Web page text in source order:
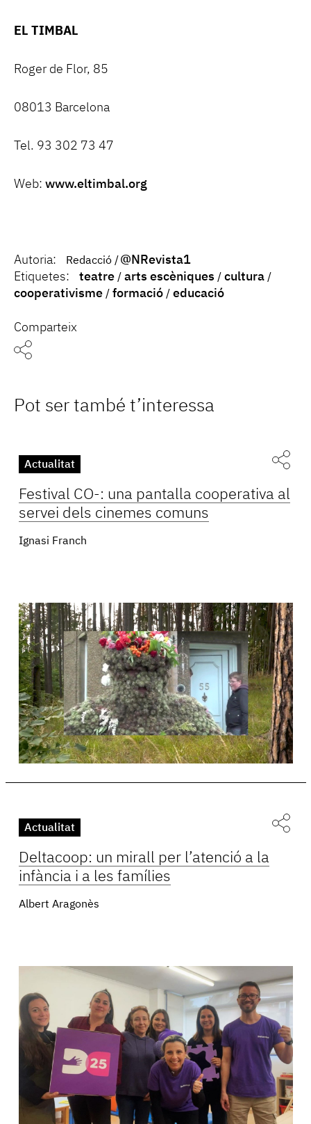
EL TIMBAL
Roger de Flor, 85
08013 Barcelona
Tel. 93 302 73 47
Web: www.eltimbal.org
Autoria: Redacció
@NRevista1
Etiquetes:
teatre arts escèniques
cultura
cooperativisme
formació educació
Comparteix
Pot ser també t’interessa
Actualitat
Festival CO-: una pantalla cooperativa al
servei dels cinemes comuns
Ignasi Franch
Actualitat
Deltacoop: un mirall per l’atenció a la
infància i a les famílies
Albert Aragonès